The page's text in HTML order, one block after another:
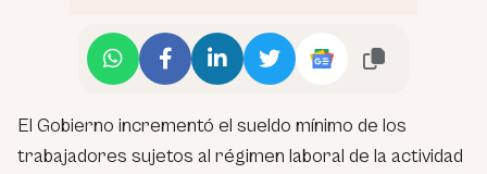
El Gobierno incrementó el sueldo mínimo de los
trabajadores sujetos al régimen laboral de la actividad